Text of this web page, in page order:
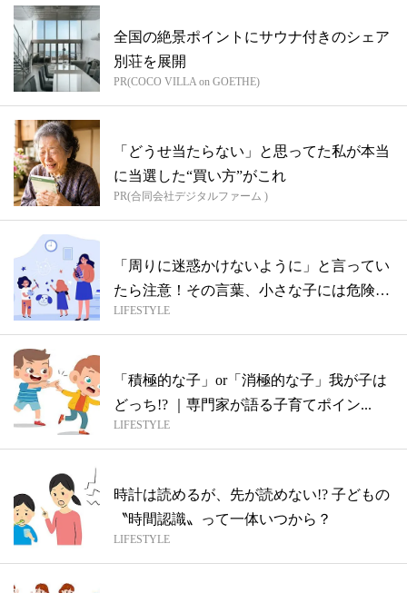
全国の絶景ポイントにサウナ付きのシェア
別荘を展開
PR(COCO VILLA on GOETHE)
「どうせ当たらない」と思ってた私が本当
に当選した“買い方”がこれ
PR(合同会社デジタルファーム )
「周りに迷惑かけないように」と言ってい
たら注意！その言葉、小さな子には危険か
も!...
LIFESTYLE
「積極的な子」or「消極的な子」我が子は
どっち!? ｜専門家が語る子育てポイン...
LIFESTYLE
時計は読めるが、先が読めない!? 子どもの
〝時間認識〟って一体いつから？
LIFESTYLE